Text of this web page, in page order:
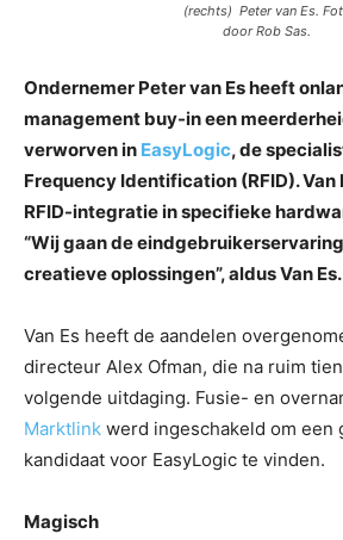
(rechts) Peter van Es.
door Rob Sas.
Ondernemer Peter van Es heeft
management buy-in een
verworven in EasyLogic, de
Frequency Identification (RFID). Van
RFID-integratie in specifieke
“Wij gaan de
creatieve oplossingen”, aldus Van Es.
Van Es heeft de aandelen
directeur Alex Ofman, die na ruim
volgende uitdaging. Fusie- en
Marktlink werd ingeschakeld om een
kandidaat voor EasyLogic te vinden.
Magisch